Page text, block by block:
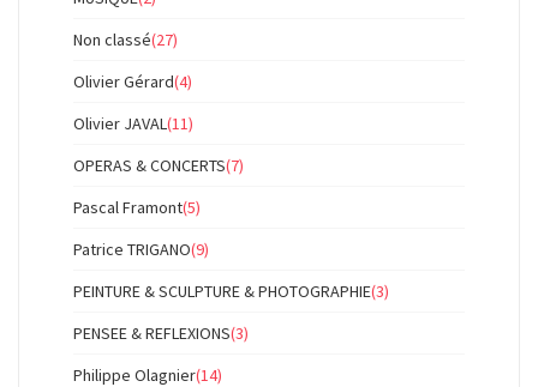
Non classé(27)
Olivier Gérard(4)
Olivier JAVAL(11)
OPERAS & CONCERTS(7)
Pascal Framont(5)
Patrice TRIGANO(9)
PEINTURE & SCULPTURE & PHOTOGRAPHIE(3)
PENSEE & REFLEXIONS(3)
Philippe Olagnier(14)